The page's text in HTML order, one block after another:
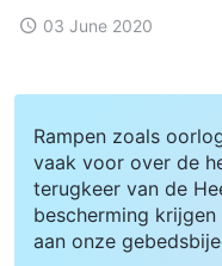
03 June 2020
Rampen zoals
vaak voor over de
terugkeer van de
bescherming
aan onze